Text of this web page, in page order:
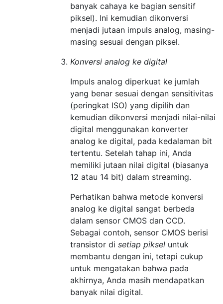
banyak cahaya ke bagian sensitif
piksel). Ini kemudian dikonversi
menjadi jutaan impuls analog, masing-
masing sesuai dengan piksel.
Konversi analog ke digital
Impuls analog diperkuat ke jumlah
yang benar sesuai dengan sensitivitas
(peringkat ISO) yang dipilih dan
kemudian dikonversi menjadi nilai-nilai
digital menggunakan konverter
analog ke digital, pada kedalaman bit
tertentu. Setelah tahap ini, Anda
memiliki jutaan nilai digital (biasanya
12 atau 14 bit) dalam streaming.
Perhatikan bahwa metode konversi
analog ke digital sangat berbeda
dalam sensor CMOS dan CCD.
Sebagai contoh, sensor CMOS berisi
transistor di setiap piksel untuk
membantu dengan ini, tetapi cukup
untuk mengatakan bahwa pada
akhirnya, Anda masih mendapatkan
banyak nilai digital.